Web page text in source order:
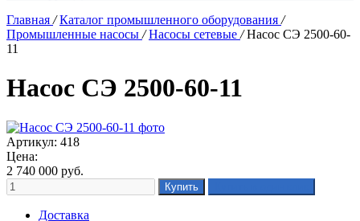
Главная / Каталог промышленного оборудования /
Промышленные насосы / Насосы сетевые / Насос СЭ 2500-60-
11
Насос СЭ 2500-60-11
Артикул: 418
Цена:
2 740 000 руб.
Доставка